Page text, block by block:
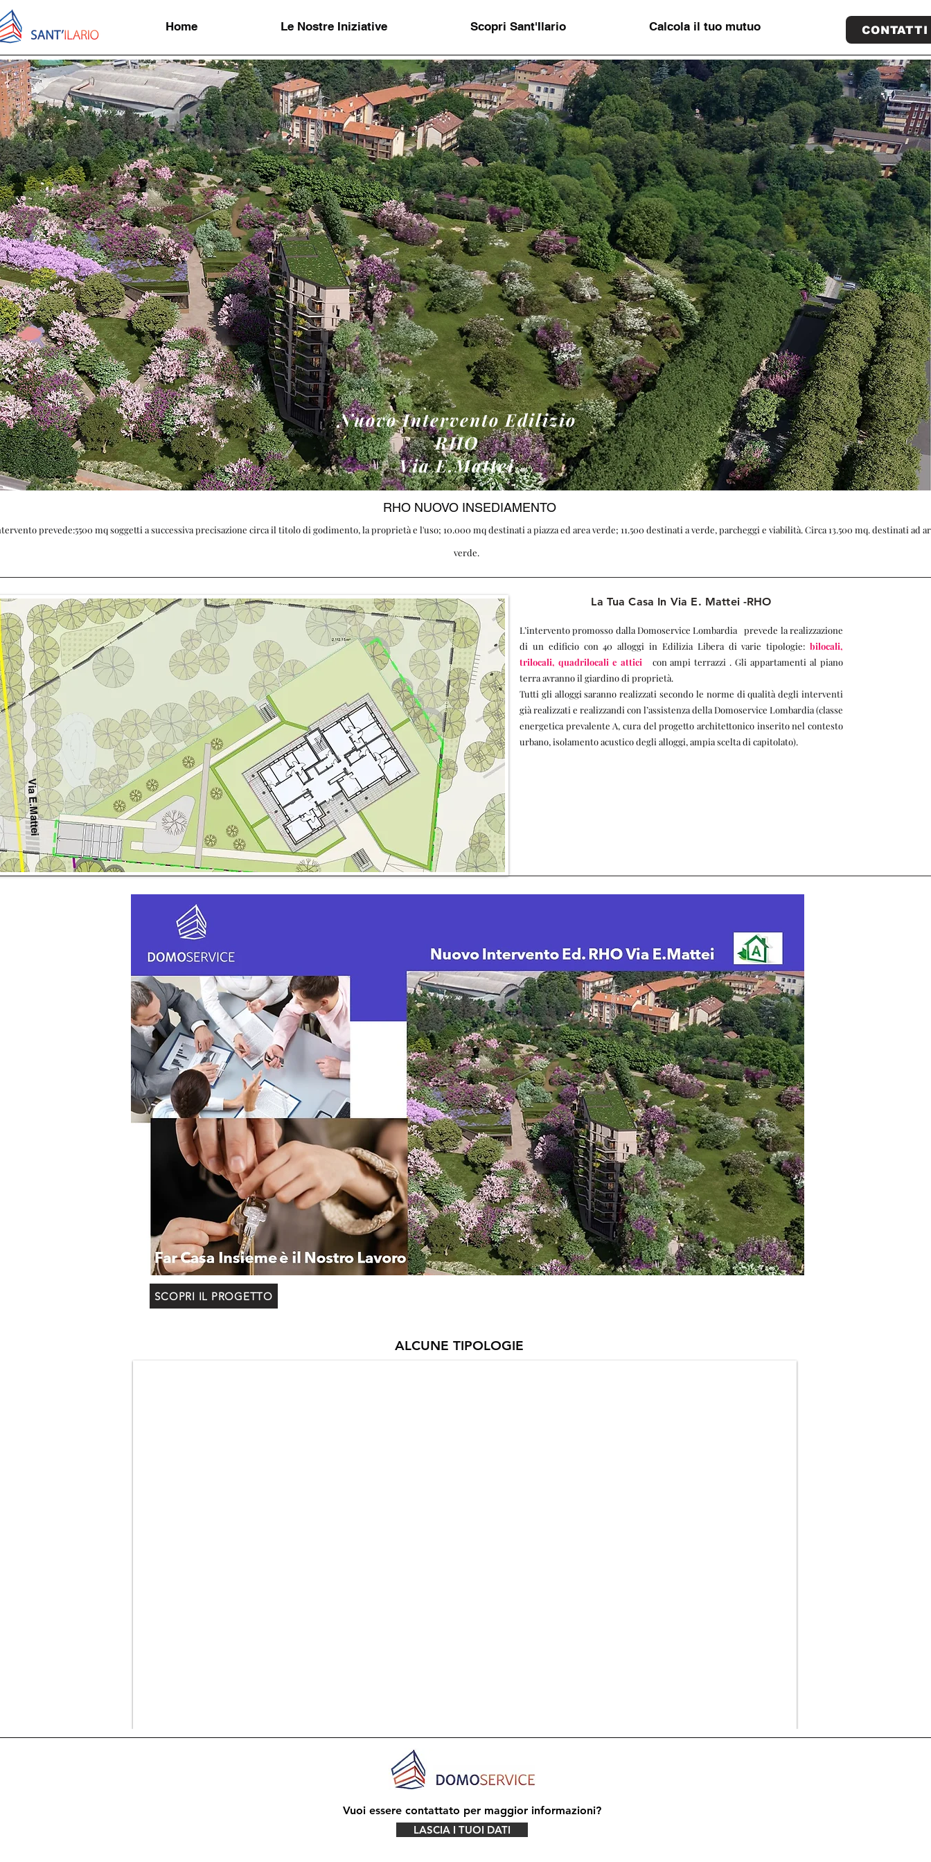
Home Le Nostre Iniziative Scopri Sant'Ilario Calcola il tuo mutuo CONTATTI
Nuovo Intervento Edilizio
RHO
Via E.Mattei
Oltre 30 anni di attività
FAR CASA INSIEME E' IL NOSTRO MESTIERE
RHO NUOVO INSEDIAMENTO
prevede:5500 mq soggetti a successiva precisazione circa il titolo di godimento, la proprietà e l'uso; 10.000 mq destinati a piazza ed area verde; 11.500 destinati a verde, parcheggi e viabilità. Circa 13.500 mq. destinati ad
verde.
Via E.Mattei
La Tua Casa In Via E. Mattei -RHO
L’intervento promosso dalla Domoservice Lombardia prevede la realizzazione
di un edificio con40 alloggi in Edilizia Libera di varie tipologie:bilocali,
trilocali, quadrilocali e attici
con ampi terrazzi . Gli appartamenti al piano
terra avranno il giardino di proprietà.
Tutti gli alloggi saranno realizzati secondo le norme di qualità degli interventi
già realizzati e realizzandi con l’assistenza della Domoservice Lombardia (classe
energetica prevalente A, cura del progetto architettonico inserito nel contesto
urbano, isolamento acustico degli alloggi, ampia scelta di capitolato).
SCOPRI IL PROGETTO
ALCUNE TIPOLOGIE
Vuoi essere contattato per maggior informazioni?
LASCIA I TUOI DATI